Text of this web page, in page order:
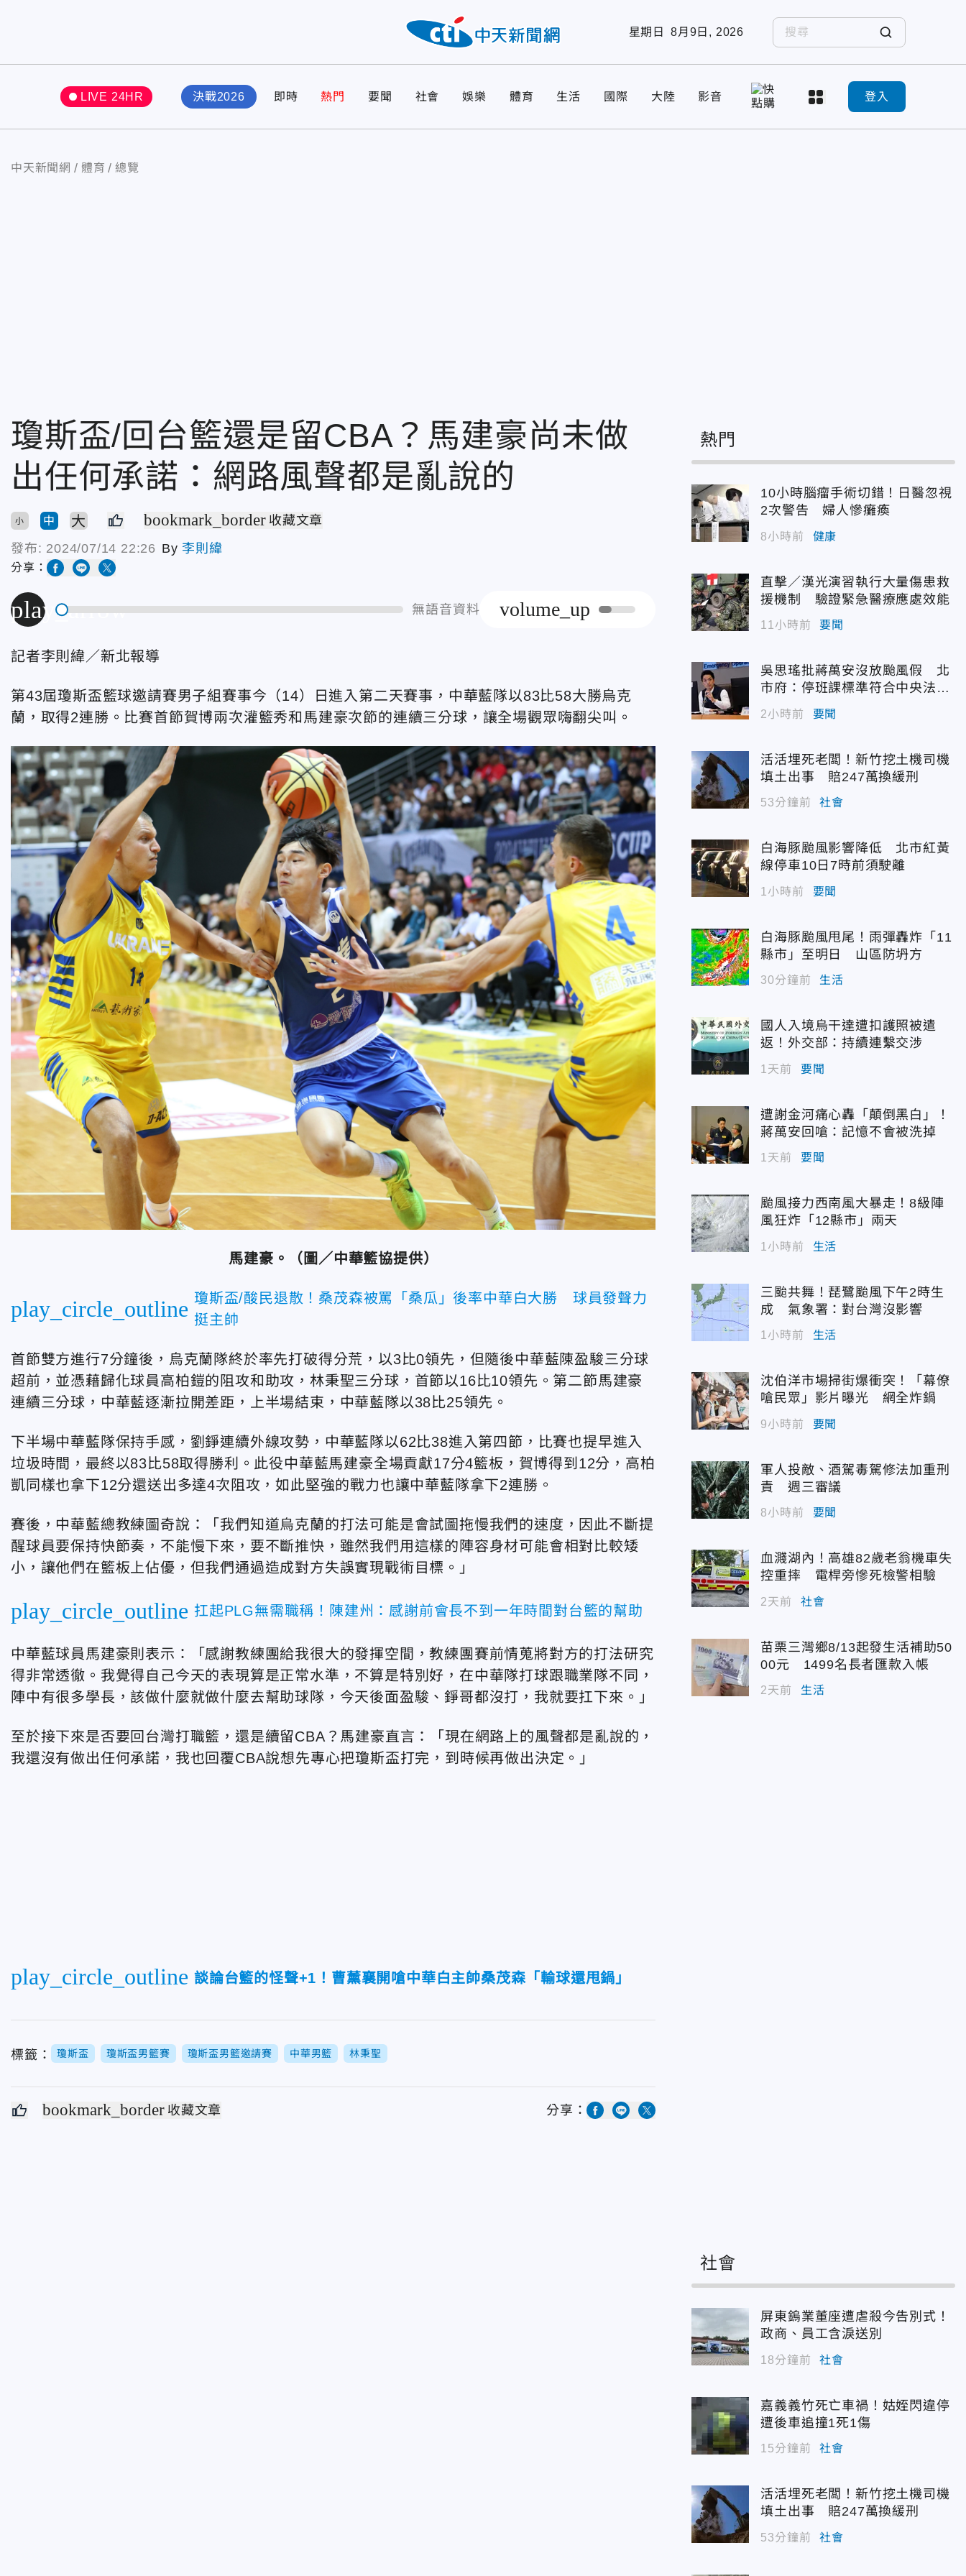
星期日 8月9日, 2026
LIVE 24HR 決戰2026 即時 熱門 要聞 社會 娛樂 體育 生活 國際 大陸 影音 登入
中天新聞網 體育 總覽
瓊斯盃/回台籃還是留CBA？馬建豪尚未做
出任何承諾：網路風聲都是亂說的
小 中 大 bookmark_border 收藏文章
發布: 2024/07/14 22:26 By 李則緯
分享：
play_arrow 無語音資料 volume_up
記者李則緯／新北報導
第43屆瓊斯盃籃球邀請賽男子組賽事今（14）日進入第二天賽事，中華藍隊以83比58大勝烏克
蘭，取得2連勝。比賽首節賀博兩次灌籃秀和馬建豪次節的連續三分球，讓全場觀眾嗨翻尖叫。
馬建豪。（圖／中華籃協提供）
play_circle_outline 瓊斯盃/酸民退散！桑茂森被罵「桑瓜」後率中華白大勝 球員發聲力
挺主帥
首節雙方進行7分鐘後，烏克蘭隊終於率先打破得分荒，以3比0領先，但隨後中華藍陳盈駿三分球
超前，並憑藉歸化球員高柏鎧的阻攻和助攻，林秉聖三分球，首節以16比10領先。第二節馬建豪
連續三分球，中華藍逐漸拉開差距，上半場結束，中華藍隊以38比25領先。
下半場中華藍隊保持手感，劉錚連續外線攻勢，中華藍隊以62比38進入第四節，比賽也提早進入
垃圾時間，最終以83比58取得勝利。此役中華藍馬建豪全場貢獻17分4籃板，賀博得到12分，高柏
凱同樣也拿下12分還送出多達4次阻攻，如此堅強的戰力也讓中華藍隊拿下2連勝。
賽後，中華藍總教練圖奇說：「我們知道烏克蘭的打法可能是會試圖拖慢我們的速度，因此不斷提
醒球員要保持快節奏，不能慢下來，要不斷推快，雖然我們用這樣的陣容身材可能會相對比較矮
小，讓他們在籃板上佔優，但我們通過造成對方失誤實現戰術目標。」
play_circle_outline 扛起PLG無需職稱！陳建州：感謝前會長不到一年時間對台籃的幫助
中華藍球員馬建豪則表示：「感謝教練團給我很大的發揮空間，教練團賽前情蒐將對方的打法研究
得非常透徹。我覺得自己今天的表現算是正常水準，不算是特別好，在中華隊打球跟職業隊不同，
陣中有很多學長，該做什麼就做什麼去幫助球隊，今天後面盈駿、錚哥都沒打，我就要扛下來。」
至於接下來是否要回台灣打職籃，還是續留CBA？馬建豪直言：「現在網路上的風聲都是亂說的，
我還沒有做出任何承諾，我也回覆CBA說想先專心把瓊斯盃打完，到時候再做出決定。」
play_circle_outline 談論台籃的怪聲+1！曹薰襄開嗆中華白主帥桑茂森「輸球還甩鍋」
標籤： 瓊斯盃 瓊斯盃男籃賽 瓊斯盃男籃邀請賽 中華男籃 林秉聖
bookmark_border 收藏文章 分享：
熱門
10小時腦瘤手術切錯！日醫忽視
2次警告 婦人慘癱瘓
8小時前 健康
直擊／漢光演習執行大量傷患救
援機制 驗證緊急醫療應處效能
11小時前 要聞
吳思瑤批蔣萬安沒放颱風假 北
市府：停班課標準符合中央法
規！
2小時前 要聞
活活埋死老闆！新竹挖土機司機
填土出事 賠247萬換緩刑
53分鐘前 社會
白海豚颱風影響降低 北市紅黃
線停車10日7時前須駛離
1小時前 要聞
白海豚颱風甩尾！雨彈轟炸「11
縣市」至明日 山區防坍方
30分鐘前 生活
國人入境烏干達遭扣護照被遣
返！外交部：持續連繫交涉
1天前 要聞
遭謝金河痛心轟「顛倒黑白」！
蔣萬安回嗆：記憶不會被洗掉
1天前 要聞
颱風接力西南風大暴走！8級陣
風狂炸「12縣市」兩天
1小時前 生活
三颱共舞！琵鷺颱風下午2時生
成 氣象署：對台灣沒影響
1小時前 生活
沈伯洋市場掃街爆衝突！「幕僚
嗆民眾」影片曝光 網全炸鍋
9小時前 要聞
軍人投敵、酒駕毒駕修法加重刑
責 週三審議
8小時前 要聞
血濺湖內！高雄82歲老翁機車失
控重摔 電桿旁慘死檢警相驗
2天前 社會
苗栗三灣鄉8/13起發生活補助50
00元 1499名長者匯款入帳
2天前 生活
社會
屏東鎢業董座遭虐殺今告別式！
政商、員工含淚送別
18分鐘前 社會
嘉義義竹死亡車禍！姑姪閃違停
遭後車追撞1死1傷
15分鐘前 社會
活活埋死老闆！新竹挖土機司機
填土出事 賠247萬換緩刑
53分鐘前 社會